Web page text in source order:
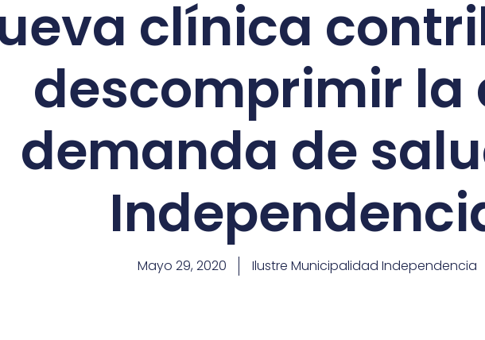
clínica
descomprimir la
demanda de
Mayo 29, 2020 Ilustre Municipalidad Independencia